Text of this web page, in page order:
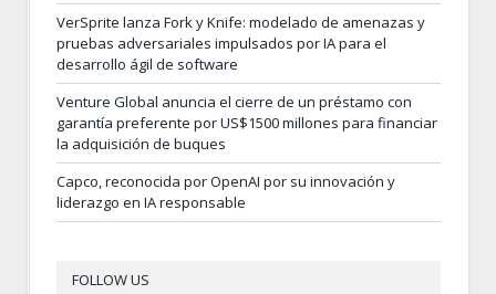
VerSprite lanza Fork y Knife: modelado de amenazas y
pruebas adversariales impulsados por IA para el
desarrollo ágil de software
Venture Global anuncia el cierre de un préstamo con
garantía preferente por US$1500 millones para financiar
la adquisición de buques
Capco, reconocida por OpenAI por su innovación y
liderazgo en IA responsable
FOLLOW US